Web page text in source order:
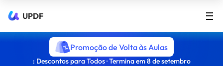
UPDF
Promoção de Volta às Aulas
: Descontos para Todos · Termina em 8 de setembro